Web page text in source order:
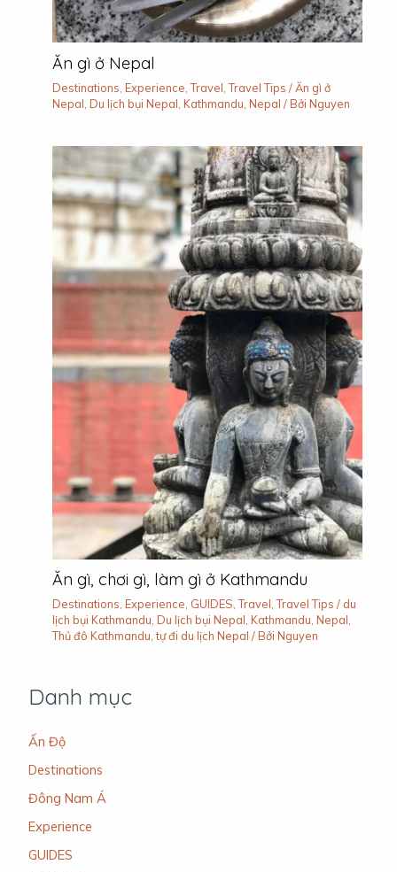
Ăn gì ở Nepal
Destinations Experience ,Travel ,Travel Tips /Ăn gì ở
Nepal Du lịch bụi Nepal Kathmandu Nepal / Bởi Nguyen
Ăn gì, chơi gì, làm gì ở Kathmandu
Destinations, Experience, GUIDES,Travel,Travel Tips / du
lịch bụi Kathmandu, Du lịch bụi Nepal, Kathmandu, Nepal,
Thủ đô Kathmandu,tự đi du lịch Nepal / Bởi Nguyen
Danh mục
Ấn Độ
Destinations
Đông Nam Á
Experience
GUIDES